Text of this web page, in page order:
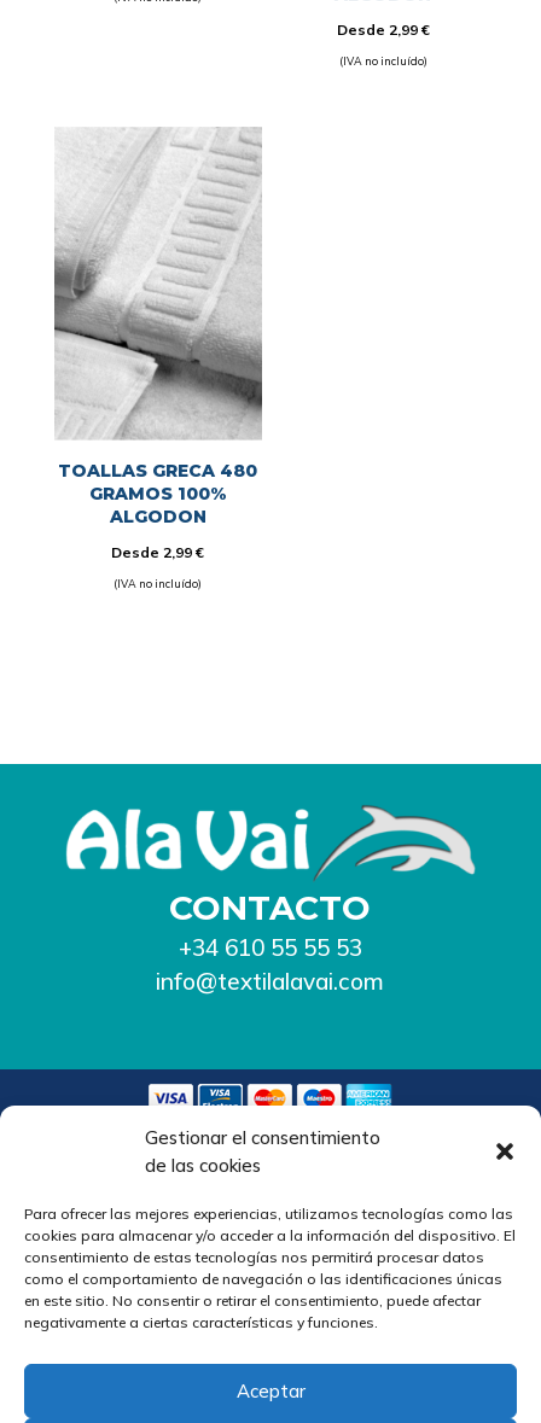
Gestionar el consentimiento
de las cookies
Para ofrecer las mejores experiencias, utilizamos tecnologías como las
cookies para almacenar y/o acceder a la información del dispositivo. El
consentimiento de estas tecnologías nos permitirá procesar datos
como el comportamiento de navegación o las identificaciones únicas
en este sitio. No consentir o retirar el consentimiento, puede afectar
negativamente a ciertas características y funciones.
Aceptar
Desde 2,99 €
(IVA no incluído)
TOALLAS GRECA 480
GRAMOS 100%
ALGODON
Desde 2,99€
(IVA no incluído)
CONTACTO
+34 610 55 55 53
info@textilalavai.com
AVISO LEGAL
COOKIES
POLÍTICA DE PRIVACIDAD
TÉRMINOS Y CONDICIONES
INDUSTRIA PJC BUEU, S.L.